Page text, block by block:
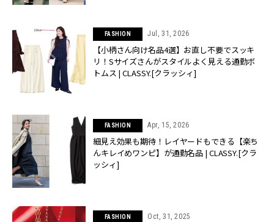
FASHION Jul, 31, 2026
【小柄さん向け名品4選】お直し不要でスッキ
リ！Sサイズさんがスタイルよく見える通勤ボ
トムス | CLASSY.[クラッシィ]
FASHION Apr, 15, 2026
細見え効果も期待！レイヤードもできる【楽ち
んキレイめワンピ】が通勤名品 | CLASSY.[クラ
ッシィ]
FASHION Oct, 31, 2025